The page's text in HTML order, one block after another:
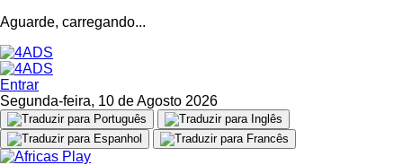
Aguarde, carregando...
Entrar
Segunda-feira, 10 de Agosto 2026